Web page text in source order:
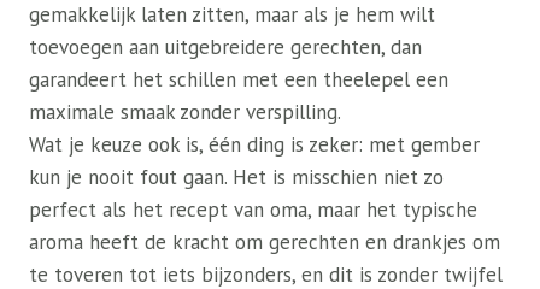
gemakkelijk laten zitten, maar als je hem wilt
toevoegen aan uitgebreidere gerechten, dan
garandeert het schillen met een theelepel een
maximale smaak zonder verspilling.
Wat je keuze ook is, één ding is zeker: met gember
kun je nooit fout gaan. Het is misschien niet zo
perfect als het recept van oma, maar het typische
aroma heeft de kracht om gerechten en drankjes om
te toveren tot iets bijzonders, en dit is zonder twijfel